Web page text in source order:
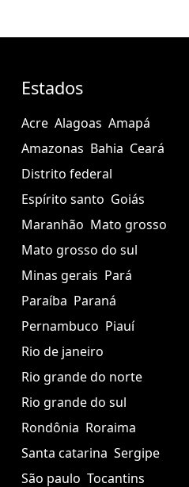
Estados
Acre Alagoas Amapá
Amazonas Bahia Ceará
Distrito federal
Espírito santo Goiás
Maranhão Mato grosso
Mato grosso do sul
Minas gerais Pará
Paraíba Paraná
Pernambuco Piauí
Rio de janeiro
Rio grande do norte
Rio grande do sul
Rondônia Roraima
Santa catarina Sergipe
São paulo Tocantins